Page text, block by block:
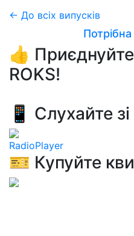
← До всіх випусків
👍
ROKS!
📱 Слухайте
RadioPlayer
🎫 Купуйте